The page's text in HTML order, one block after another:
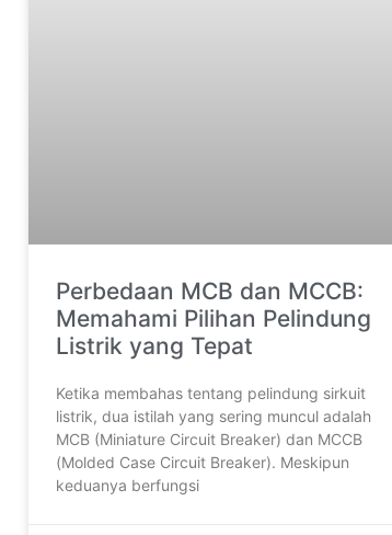
Perbedaan MCB dan MCCB:
Memahami Pilihan Pelindung
Listrik yang Tepat
Ketika membahas tentang pelindung sirkuit
listrik, dua istilah yang sering muncul adalah
MCB (Miniature Circuit Breaker) dan MCCB
(Molded Case Circuit Breaker). Meskipun
keduanya berfungsi